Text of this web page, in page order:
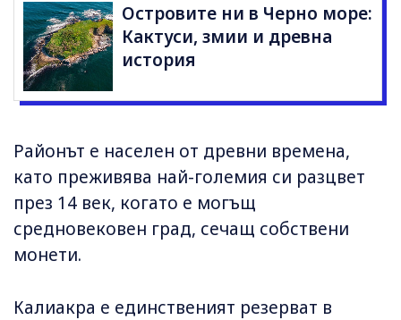
Островите ни в Черно море:
Кактуси, змии и древна
история
Районът е населен от древни времена,
като преживява най-големия си разцвет
през 14 век, когато е могъщ
средновековен град, сечащ собствени
монети.
Калиакра е единственият резерват в